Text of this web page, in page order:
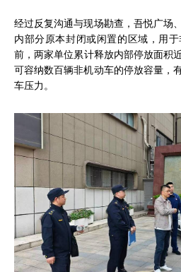
经过反复沟通与现场勘查，吾悦广场
内部分原本封闭或闲置的区域，用
前，两家单位累计释放内部停放面积
可容纳数百辆非机动车的停放容量，
车压力。